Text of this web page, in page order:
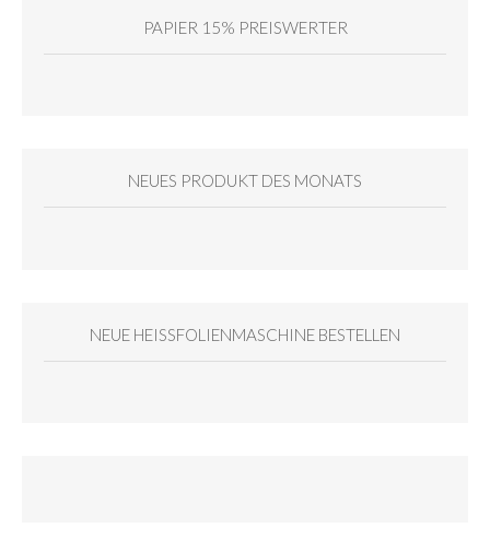
PAPIER 15% PREISWERTER
NEUES PRODUKT DES MONATS
NEUE HEISSFOLIENMASCHINE BESTELLEN